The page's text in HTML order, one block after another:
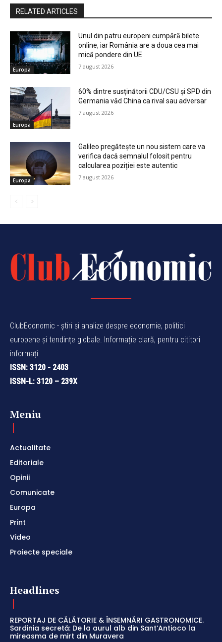
RELATED ARTICLES
Europa
Unul din patru europeni cumpără bilete
online, iar România are a doua cea mai
mică pondere din UE
7 august 2026
Europa
60% dintre susținătorii CDU/CSU și SPD din
Germania văd China ca rival sau adversar
7 august 2026
Europa
Galileo pregătește un nou sistem care va
verifica dacă semnalul folosit pentru
calcularea poziției este autentic
7 august 2026
ClubEconomic - știri și analize despre economie, politici
europene și tendințe globale. Informație clară, pentru cititori
informați.
ISSN: 3120 - 2403
ISSN-L: 3120 – 239X
Meniu
Actualitate
Editoriale
Opinii
Comunicate
Europa
Print
Video
Proiecte speciale
Headlines
REPORTAJ DE CĂLĂTORIE & ÎNSEMNĂRI GASTRONOMICE.
Sardinia secretă: De la aurul alb din Sant’Antioco la
mireasma de mirt din Muravera